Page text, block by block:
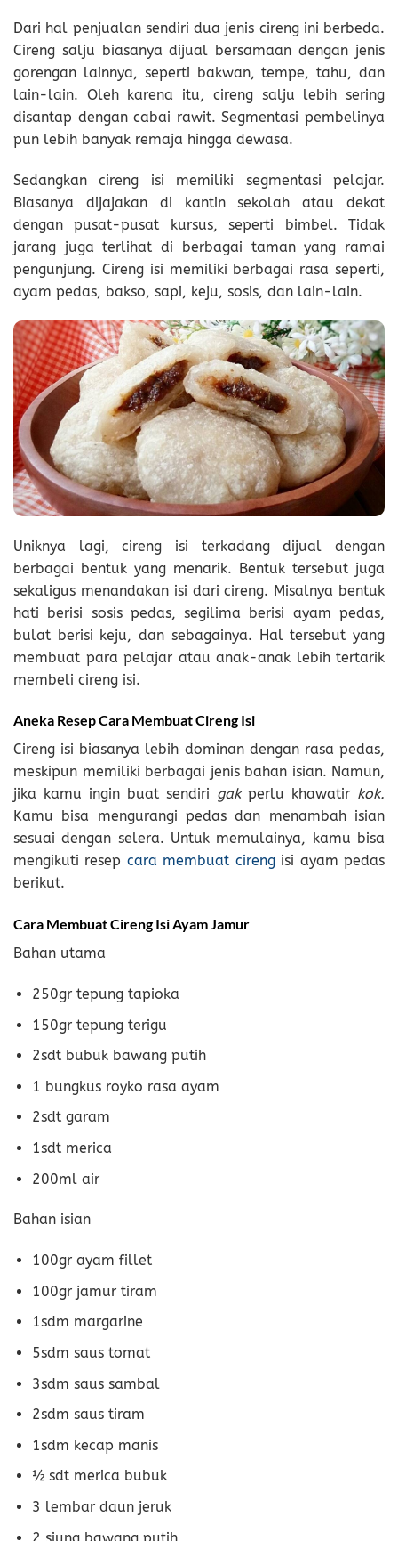
Dari hal penjualan sendiri dua jenis cireng ini berbeda.
Cireng salju biasanya dijual bersamaan dengan jenis
gorengan lainnya, seperti bakwan, tempe, tahu, dan
lain-lain. Oleh karena itu, cireng salju lebih sering
disantap dengan cabai rawit. Segmentasi pembelinya
pun lebih banyak remaja hingga dewasa.
Sedangkan cireng isi memiliki segmentasi pelajar.
Biasanya dijajakan di kantin sekolah atau dekat
dengan pusat-pusat kursus, seperti bimbel. Tidak
jarang juga terlihat di berbagai taman yang ramai
pengunjung. Cireng isi memiliki berbagai rasa seperti,
ayam pedas, bakso, sapi, keju, sosis, dan lain-lain.
Uniknya lagi, cireng isi terkadang dijual dengan
berbagai bentuk yang menarik. Bentuk tersebut juga
sekaligus menandakan isi dari cireng. Misalnya bentuk
hati berisi sosis pedas, segilima berisi ayam pedas,
bulat berisi keju, dan sebagainya. Hal tersebut yang
membuat para pelajar atau anak-anak lebih tertarik
membeli cireng isi.
Aneka Resep Cara Membuat Cireng Isi
Cireng isi biasanya lebih dominan dengan rasa pedas,
meskipun memiliki berbagai jenis bahan isian. Namun,
jika kamu ingin buat sendiri gak perlu khawatir kok.
Kamu bisa mengurangi pedas dan menambah isian
sesuai dengan selera. Untuk memulainya, kamu bisa
mengikuti resep cara membuat cirengisi ayam pedas
berikut.
Cara Membuat Cireng Isi Ayam Jamur
Bahan utama
250gr tepung tapioka
150gr tepung terigu
2sdt bubuk bawang putih
1 bungkus royko rasa ayam
2sdt garam
1sdt merica
200ml air
Bahan isian
100gr ayam fillet
100gr jamur tiram
1sdm margarine
5sdm saus tomat
3sdm saus sambal
2sdm saus tiram
1sdm kecap manis
½ sdt merica bubuk
3 lembar daun jeruk
2 siung bawang putih